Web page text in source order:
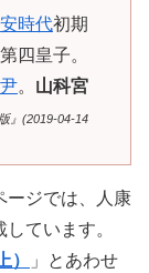
時代初期
四皇子。
。 山科宮
』(2019-04-14
ージでは、人康
ています。
）
」とあわせ